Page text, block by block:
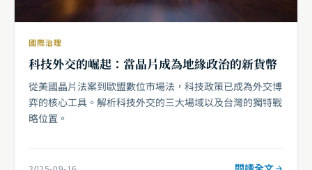
國際治理
科技外交的崛起：當晶片成為地緣政治的新貨幣
從美國晶片法案到歐盟數位市場法，科技政策已成為外交博
弈的核心工具。解析科技外交的三大場域以及台灣的獨特戰
略位置。